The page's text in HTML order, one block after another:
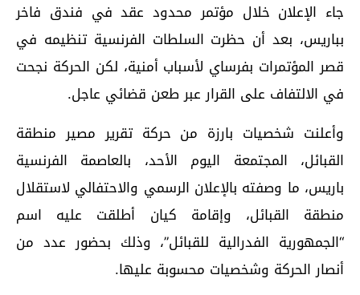
جاء الإعلان خلال مؤتمر محدود عقد في فندق فاخر
بباريس، بعد أن حظرت السلطات الفرنسية تنظيمه في
قصر المؤتمرات بفرساي لأسباب أمنية، لكن الحركة نجحت
في الالتفاف على القرار عبر طعن قضائي عاجل.
وأعلنت شخصيات بارزة من حركة تقرير مصير منطقة
القبائل، المجتمعة اليوم الأحد، بالعاصمة الفرنسية
باريس، ما وصفته بالإعلان الرسمي والاحتفالي لاستقلال
منطقة القبائل، وإقامة كيان أطلقت عليه اسم
“الجمهورية الفدرالية للقبائل”، وذلك بحضور عدد من
أنصار الحركة وشخصيات محسوبة عليها.